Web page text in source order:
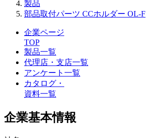
製品
部品取付パーツ CCホルダー OL-F
企業ページ
TOP
製品一覧
代理店・支店一覧
アンケート一覧
カタログ・
資料一覧
企業基本情報